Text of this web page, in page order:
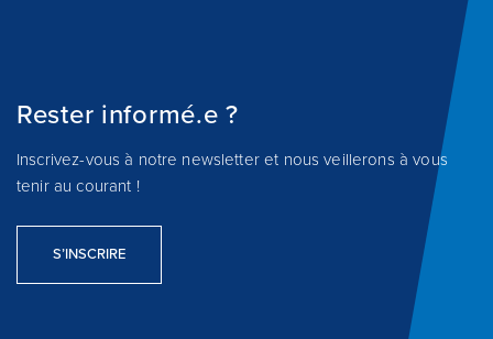
Rester informé.e ?
Inscrivez-vous à notre newsletter et nous veillerons à vous
tenir au courant !
S’INSCRIRE